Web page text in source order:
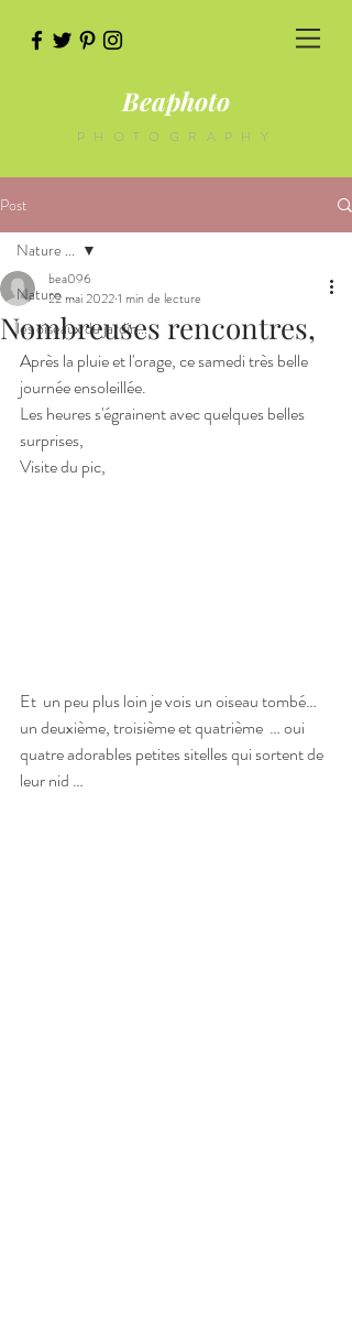
Beaphoto
PHOTOGRAPHY
Post
Nature ...
les oiseaux du jardin...
Nature ...
Nombreuses rencontres,
bea096
22 mai 20221 min de lecture
Après la pluie et l'orage, ce samedi très belle
journée ensoleillée.
Les heures s'égrainent avec quelques belles
surprises,
Visite du pic,
Et  un peu plus loin je vois un oiseau tombé…
un deuxième, troisième et quatrième  … oui
quatre adorables petites sitelles qui sortent de
leur nid …